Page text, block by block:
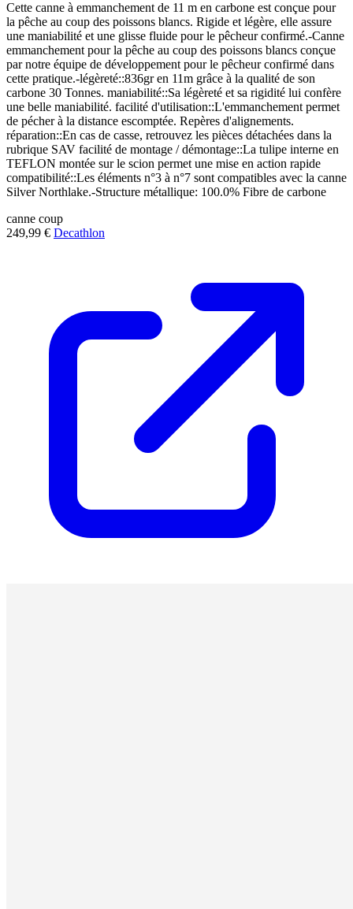
Cette canne à emmanchement de 11 m en carbone est conçue pour
la pêche au coup des poissons blancs. Rigide et légère, elle assure
une maniabilité et une glisse fluide pour le pêcheur confirmé.-Canne
emmanchement pour la pêche au coup des poissons blancs conçue
par notre équipe de développement pour le pêcheur confirmé dans
cette pratique.-légèreté::836gr en 11m grâce à la qualité de son
carbone 30 Tonnes. maniabilité::Sa légèreté et sa rigidité lui confère
une belle maniabilité. facilité d'utilisation::L'emmanchement permet
de pécher à la distance escomptée. Repères d'alignements.
réparation::En cas de casse, retrouvez les pièces détachées dans la
rubrique SAV facilité de montage / démontage::La tulipe interne en
TEFLON montée sur le scion permet une mise en action rapide
compatibilité::Les éléments n°3 à n°7 sont compatibles avec la canne
Silver Northlake.-Structure métallique: 100.0% Fibre de carbone
canne coup
249,99 € Decathlon